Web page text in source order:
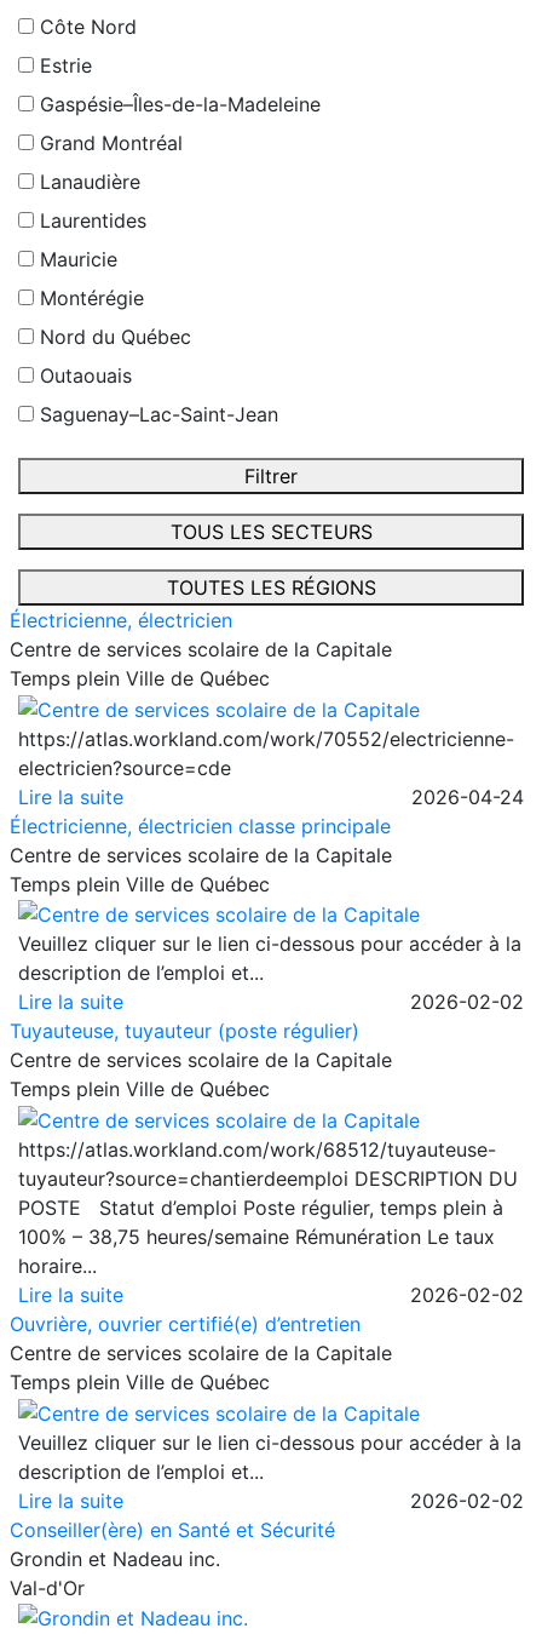
Côte Nord
Estrie
Gaspésie–Îles-de-la-Madeleine
Grand Montréal
Lanaudière
Laurentides
Mauricie
Montérégie
Nord du Québec
Outaouais
Saguenay–Lac-Saint-Jean
Filtrer
TOUS LES SECTEURS
TOUTES LES RÉGIONS
Électricienne, électricien
Centre de services scolaire de la Capitale
Temps plein Ville de Québec
https://atlas.workland.com/work/70552/electricienne-
electricien?source=cde
Lire la suite
2026-04-24
Électricienne, électricien classe principale
Centre de services scolaire de la Capitale
Temps plein Ville de Québec
Veuillez cliquer sur le lien ci-dessous pour accéder à la
description de l’emploi et...
Lire la suite
2026-02-02
Tuyauteuse, tuyauteur (poste régulier)
Centre de services scolaire de la Capitale
Temps plein Ville de Québec
https://atlas.workland.com/work/68512/tuyauteuse-
tuyauteur?source=chantierdeemploi DESCRIPTION DU
POSTE Statut d’emploi Poste régulier, temps plein à
100% – 38,75 heures/semaine Rémunération Le taux
horaire...
Lire la suite
2026-02-02
Ouvrière, ouvrier certifié(e) d’entretien
Centre de services scolaire de la Capitale
Temps plein Ville de Québec
Veuillez cliquer sur le lien ci-dessous pour accéder à la
description de l’emploi et...
Lire la suite
2026-02-02
Conseiller(ère) en Santé et Sécurité
Grondin et Nadeau inc.
Val-d'Or